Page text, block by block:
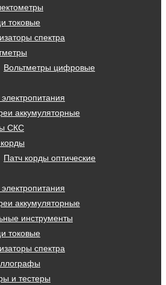
токовые
спектра
Вольтметры цифровые
аккумуляторные
СКС
Патч корды оптические
аккумуляторные
инструменты
токовые
спектра
и тестеры